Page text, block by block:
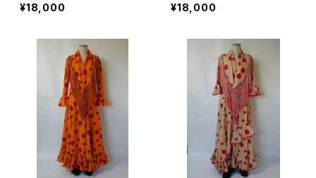
¥18,000
¥18,000